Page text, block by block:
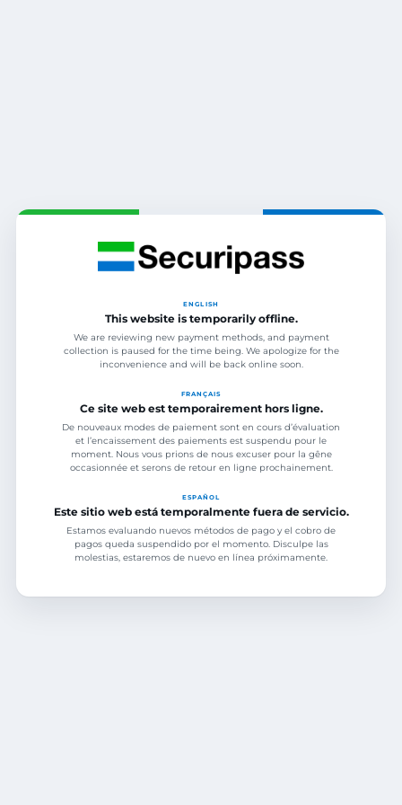
ENGLISH
This website is temporarily offline.
We are reviewing new payment methods, and payment
collection is paused for the time being. We apologize for the
inconvenience and will be back online soon.
FRANÇAIS
Ce site web est temporairement hors ligne.
De nouveaux modes de paiement sont en cours d’évaluation
et l’encaissement des paiements est suspendu pour le
moment. Nous vous prions de nous excuser pour la gêne
occasionnée et serons de retour en ligne prochainement.
ESPAÑOL
Este sitio web está temporalmente fuera de servicio.
Estamos evaluando nuevos métodos de pago y el cobro de
pagos queda suspendido por el momento. Disculpe las
molestias, estaremos de nuevo en línea próximamente.